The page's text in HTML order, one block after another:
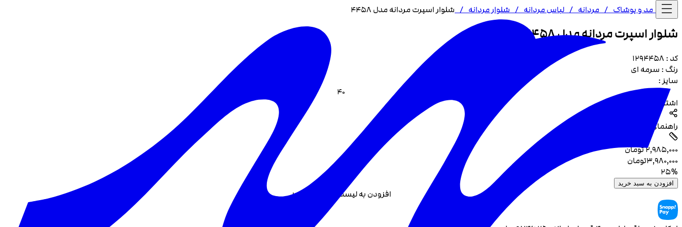
خانه / مد و پوشاک / مردانه / لباس مردانه / شلوار مردانه / شلوار اسپرت مردانه مدل 4458
شلوار اسپرت مردانه مدل 4458
کد : 1294458
رنگ : سرمه ای
سایز :
40
اشتراک گذاری
راهنمای سایز
۲٬۹۸۵٬۰۰۰تومان
۳٬۹۸۰٬۰۰۰تومان
25%
افزودن به سبد خرید
افزودن به لیست علاقه مندی +